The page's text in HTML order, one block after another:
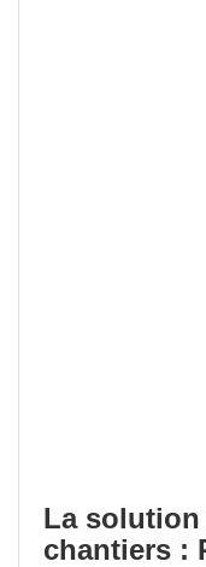
La
chantiers :